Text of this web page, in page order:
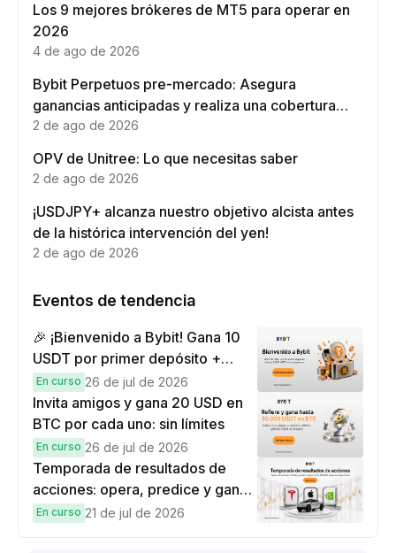
Los 9 mejores brókeres de MT5 para operar en
2026
4 de ago de 2026
Bybit Perpetuos pre-mercado: Asegura
ganancias anticipadas y realiza una cobertura
eficaz
2 de ago de 2026
OPV de Unitree: Lo que necesitas saber
2 de ago de 2026
¡USDJPY+ alcanza nuestro objetivo alcista antes
de la histórica intervención del yen!
2 de ago de 2026
Eventos de tendencia
🎉 ¡Bienvenido a Bybit! Gana 10
USDT por primer depósito +
hasta 9,999 USDT en
recompensas
En curso 26 de jul de 2026
Invita amigos y gana 20 USD en
BTC por cada uno: sin límites
En curso 26 de jul de 2026
Temporada de resultados de
acciones: opera, predice y gana
una Cybertruck.
En curso 21 de jul de 2026